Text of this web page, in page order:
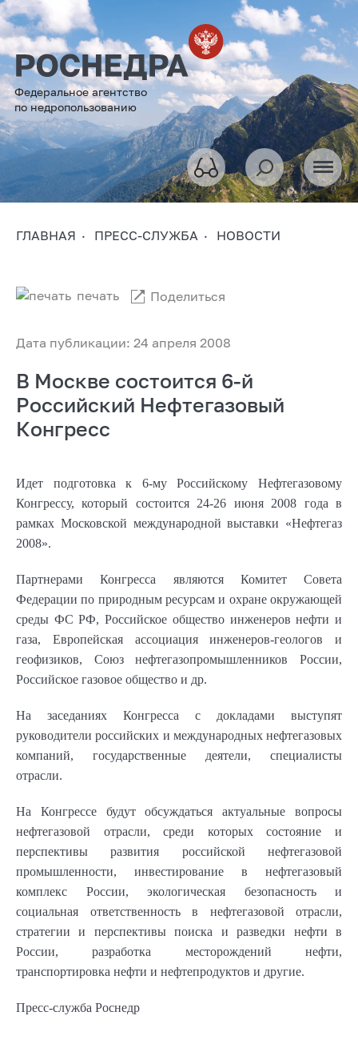
Федеральное агентство
по недропользованию
ГЛАВНАЯ ПРЕСС-СЛУЖБА НОВОСТИ
Дата публикации: 24 апреля 2008
печать Поделиться
В Москве состоится 6-й
Российский Нефтегазовый
Конгресс
Идет подготовка к 6-му Российскому Нефтегазовому
Конгрессу, который состоится 24-26 июня 2008 года в
рамках Московской международной выставки «Нефтегаз
2008».
Партнерами Конгресса являются Комитет Совета
Федерации по природным ресурсам и охране окружающей
среды ФС РФ, Российское общество инженеров нефти и
газа, Европейская ассоциация инженеров-геологов и
геофизиков, Союз нефтегазопромышленников России,
Российское газовое общество и др.
На заседаниях Конгресса с докладами выступят
руководители российских и международных нефтегазовых
компаний, государственные деятели, специалисты
отрасли.
На Конгрессе будут обсуждаться актуальные вопросы
нефтегазовой отрасли, среди которых состояние и
перспективы развития российской нефтегазовой
промышленности, инвестирование в нефтегазовый
комплекс России, экологическая безопасность и
социальная ответственность в нефтегазовой отрасли,
стратегии и перспективы поиска и разведки нефти в
России, разработка месторождений нефти,
транспортировка нефти и нефтепродуктов и другие.
Пресс-служба Роснедр